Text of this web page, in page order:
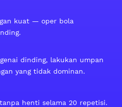
kuat — oper bola
dinding, lakukan umpan
yang tidak dominan.
henti selama 20 repetisi.